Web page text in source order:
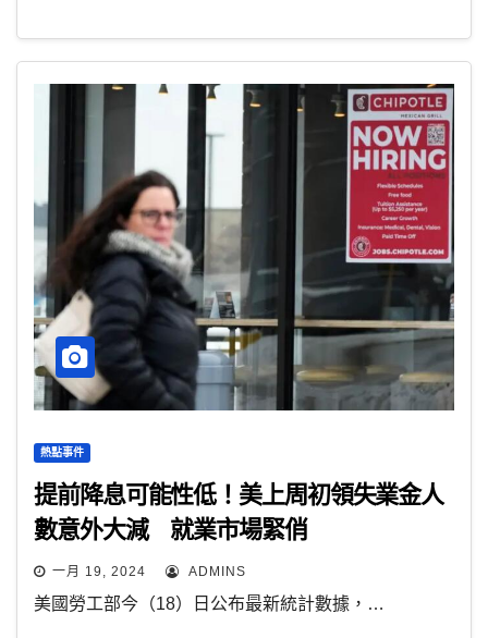
熱點事件
提前降息可能性低！美上周初領失業金人
數意外大減 就業市場緊俏
一月 19, 2024 ADMINS
美國勞工部今（18）日公布最新統計數據，…